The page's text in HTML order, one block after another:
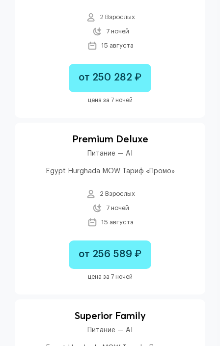
2 Взрослых
7 ночей
15 августа
от 250 282 ₽
цена за 7 ночей
Premium Deluxe
Питание — AI
Egypt Hurghada MOW Тариф «Промо»
2 Взрослых
7 ночей
15 августа
от 256 589 ₽
цена за 7 ночей
Superior Family
Питание — AI